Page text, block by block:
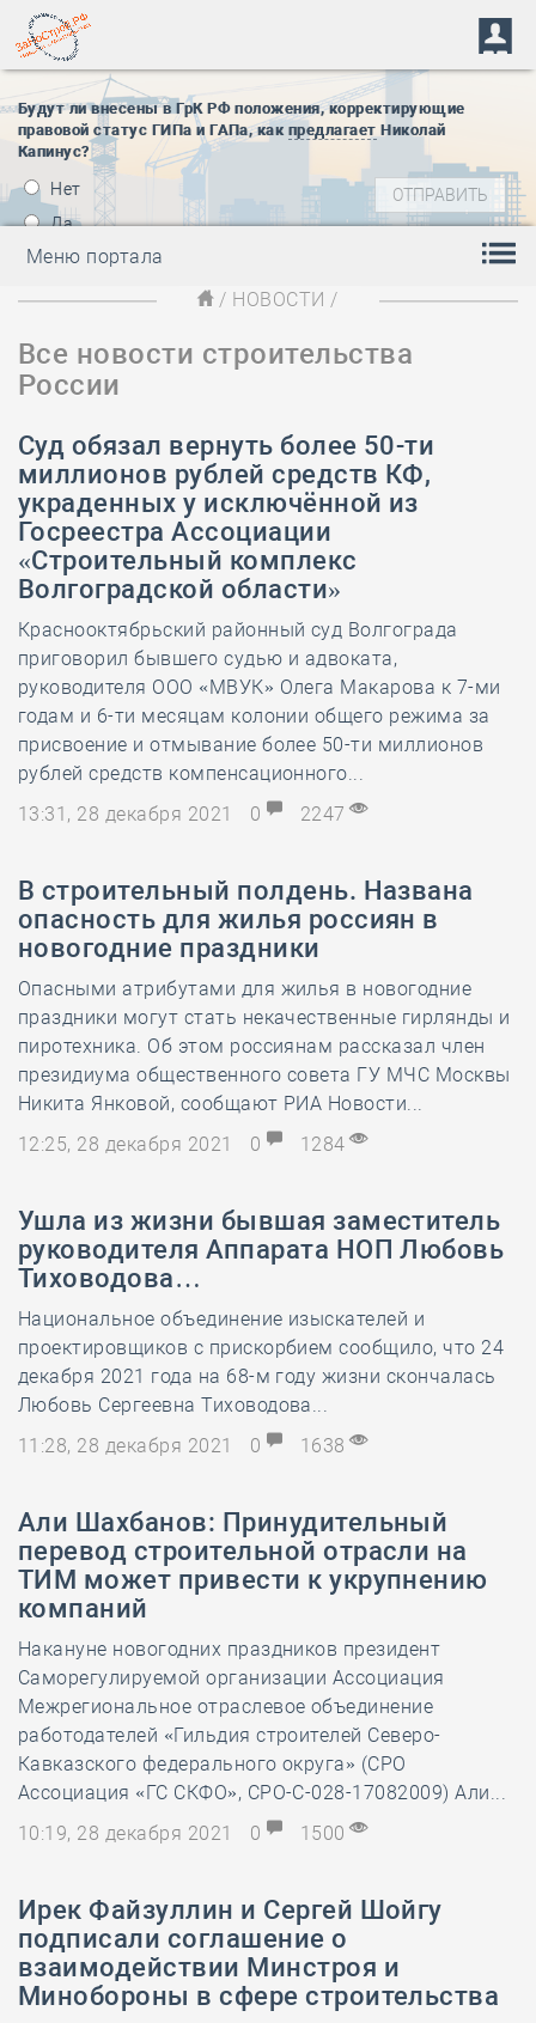
Будут ли внесены в ГрК РФ положения, корректирующие
правовой статус ГИПа и ГАПа, как предлагает Николай
Капинус?
Нет
Да
Меню портала
/ НОВОСТИ /
Все новости строительства
России
Суд обязал вернуть более 50-ти
миллионов рублей средств КФ,
украденных у исключённой из
Госреестра Ассоциации
«Строительный комплекс
Волгоградской области»
Краснооктябрьский районный суд Волгограда
приговорил бывшего судью и адвоката,
руководителя ООО «МВУК» Олега Макарова к 7-ми
годам и 6-ти месяцам колонии общего режима за
присвоение и отмывание более 50-ти миллионов
рублей средств компенсационного...
13:31, 28 декабря 2021
0 2247
В строительный полдень. Названа
опасность для жилья россиян в
новогодние праздники
Опасными атрибутами для жилья в новогодние
праздники могут стать некачественные гирлянды и
пиротехника. Об этом россиянам рассказал член
президиума общественного совета ГУ МЧС Москвы
Никита Янковой, сообщают РИА Новости...
12:25, 28 декабря 2021
0 1284
Ушла из жизни бывшая заместитель
руководителя Аппарата НОП Любовь
Тиховодова…
Национальное объединение изыскателей и
проектировщиков с прискорбием сообщило, что 24
декабря 2021 года на 68-м году жизни скончалась
Любовь Сергеевна Тиховодова...
11:28, 28 декабря 2021
0 1638
Али Шахбанов: Принудительный
перевод строительной отрасли на
ТИМ может привести к укрупнению
компаний
Накануне новогодних праздников президент
Саморегулируемой организации Ассоциация
Межрегиональное отраслевое объединение
работодателей «Гильдия строителей Северо-
Кавказского федерального округа» (СРО
Ассоциация «ГС СКФО», СРО-С-028-17082009) Али...
10:19, 28 декабря 2021
0 1500
Ирек Файзуллин и Сергей Шойгу
подписали соглашение о
взаимодействии Минстроя и
Минобороны в сфере строительства